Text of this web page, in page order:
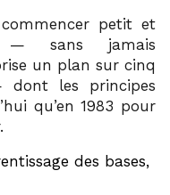
petit et
— sans jamais
un plan sur cinq
les principes
qu’en 1983 pour
des bases,